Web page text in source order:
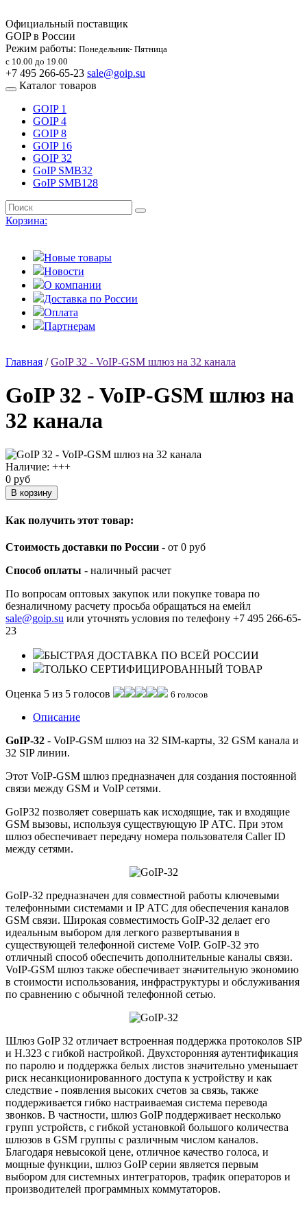
Официальный поставщик
GOIP в России
Режим работы: Понедельник- Пятница
с 10.00 до 19.00
+7 495 266-65-23 sale@goip.su
Каталог товаров
GOIP 1
GOIP 4
GOIP 8
GOIP 16
GOIP 32
GoIP SMB32
GoIP SMB128
Корзина:
Новые товары
Новости
О компании
Доставка по России
Оплата
Партнерам
Главная /GoIP 32 - VoIP-GSM шлюз на 32 канала
GoIP 32 - VoIP-GSM шлюз на
32 канала
Наличие: +++
0 руб
Как получить этот товар:
Стоимость доставки по России - от 0 руб
Способ оплаты - наличный расчет
По вопросам оптовых закупок или покупке товара по
безналичному расчету просьба обращаться на емейл
sale@goip.su или уточнять условия по телефону +7 495 266-65-
23
БЫСТРАЯ ДОСТАВКА ПО ВСЕЙ РОССИИ
ТОЛЬКО СЕРТИФИЦИРОВАННЫЙ ТОВАР
Оценка 5 из 5 голосов 6 голосов
Описание
GoIP-32 - VoIP-GSM шлюз на 32 SIM-карты, 32 GSM канала и
32 SIP линии.
Этот VoIP-GSM шлюз предназначен для создания постоянной
связи между GSM и VoIP сетями.
GoIP32 позволяет совершать как исходящие, так и входящие
GSM вызовы, используя существующую IP АТС. При этом
шлюз обеспечивает передачу номера пользователя Caller ID
между сетями.
GoIP-32 предназначен для совместной работы ключевыми
телефонными системами и IP АТС для обеспечения каналов
GSM связи. Широкая совместимость GoIP-32 делает его
идеальным выбором для легкого развертывания в
существующей телефонной системе VoIP. GoIP-32 это
отличный способ обеспечить дополнительные каналы связи.
VoIP-GSM шлюз также обеспечивает значительную экономию
в стоимости использования, инфраструктуры и обслуживания
по сравнению с обычной телефонной сетью.
Шлюз GoIP 32 отличает встроенная поддержка протоколов SIP
и H.323 с гибкой настройкой. Двухсторонняя аутентификация
по паролю и поддержка белых листов значительно уменьшает
риск несанкционированного доступа к устройству и как
следствие - появления высоких счетов за связь, также
поддерживается гибко настраиваемая система перевода
звонков. В частности, шлюз GoIP поддерживает несколько
групп устройств, с гибкой установкой большого количества
шлюзов в GSM группы с различным числом каналов.
Благодаря невысокой цене, отличное качество голоса, и
мощные функции, шлюз GoIP серии является первым
выбором для системных интеграторов, трафик операторов и
производителей программных коммутаторов.